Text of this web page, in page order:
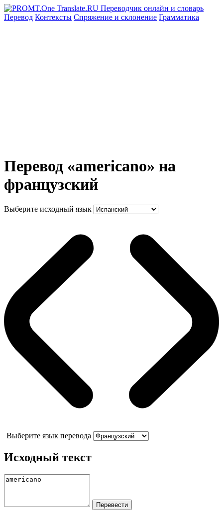
Перевод Контексты Спряжение и склонение Грамматика
Перевод «americano» на
французский
Выберите исходный язык
Выберите язык перевода
Исходный текст